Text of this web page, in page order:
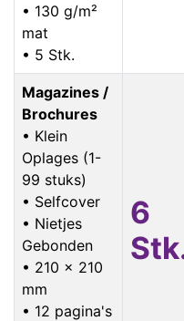
• 130 g/m²
mat
• 5 Stk.
Magazines /
Brochures
• Klein
Oplages (1-
99 stuks)
• Selfcover
• Nietjes
Gebonden
• 210 x 210
mm
• 12 pagina's
6